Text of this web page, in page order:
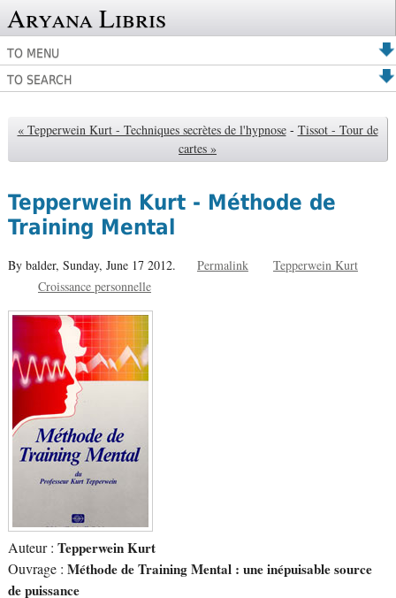
Aryana Libris
TO MENU
TO SEARCH
« Tepperwein Kurt - Techniques secrètes de l'hypnose - Tissot - Tour de
cartes »
Tepperwein Kurt - Méthode de
Training Mental
By balder, Sunday, June 17 2012. Permalink
Tepperwein Kurt
Croissance personnelle
Auteur : Tepperwein Kurt
Ouvrage : Méthode de Training Mental : une inépuisable source
de puissance